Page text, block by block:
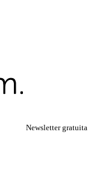
Newsletter gratuita